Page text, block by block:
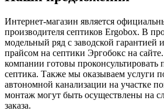
Интернет-магазин является
производителя септиков Ergobox. В
модельный ряд с заводской гарантией
прайсом на септики Эргобокс на
компании готовы проконсультировать
септика. Также мы оказываем услуги
автономной канализации на участке
монтаж могут быть осуществлены на
заказа.